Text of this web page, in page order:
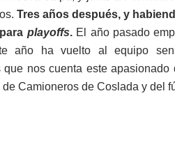
League 2026 - Las
slalom 2026 (Oklahoma
2026 - Tadej Pogacar
Tres años después, y
playoffs.El año pasado
año ha vuelto al equipo
que nos cuenta este
Camioneros de Coslada y del